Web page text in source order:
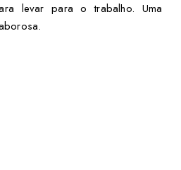
levar para o trabalho. Uma